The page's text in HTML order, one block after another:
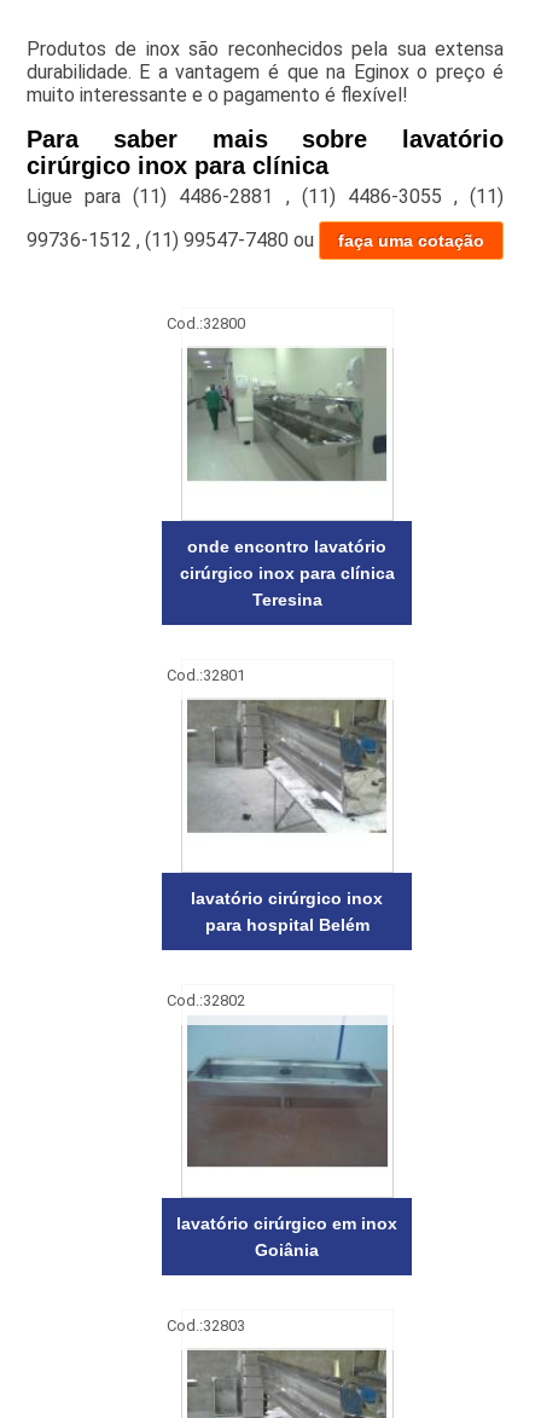
Produtos de inox são reconhecidos pela sua extensa
durabilidade. E a vantagem é que na Eginox o preço é
muito interessante e o pagamento é flexível!
Para saber mais sobre lavatório
cirúrgico inox para clínica
Ligue para(11) 4486-2881 , (11) 4486-3055 ,(11)
99736-1512 , (11) 99547-7480ou faça uma cotação
Cod.:32800
onde encontro lavatório
cirúrgico inox para clínica
Teresina
Cod.:32801
lavatório cirúrgico inox
para hospital Belém
Cod.:32802
lavatório cirúrgico em inox
Goiânia
Cod.:32803